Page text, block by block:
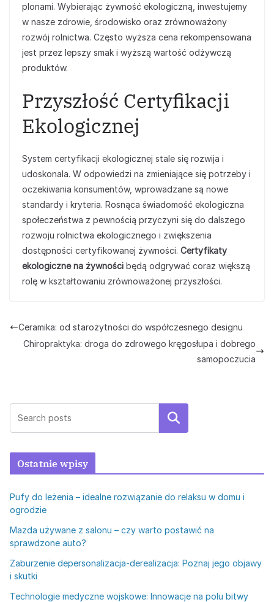
plonami. Wybierając żywność ekologiczną, inwestujemy
w nasze zdrowie, środowisko oraz zrównoważony
rozwój rolnictwa. Często wyższa cena rekompensowana
jest przez lepszy smak i wyższą wartość odżywczą
produktów.
Przyszłość Certyfikacji
Ekologicznej
System certyfikacji ekologicznej stale się rozwija i
udoskonala. W odpowiedzi na zmieniające się potrzeby i
oczekiwania konsumentów, wprowadzane są nowe
standardy i kryteria. Rosnąca świadomość ekologiczna
społeczeństwa z pewnością przyczyni się do dalszego
rozwoju rolnictwa ekologicznego i zwiększenia
dostępności certyfikowanej żywności. Certyfikaty
ekologiczne na żywności będą odgrywać coraz większą
rolę w kształtowaniu zrównoważonej przyszłości.
Ceramika: od starożytności do współczesnego designu
Chiropraktyka: droga do zdrowego kręgosłupa i dobrego
samopoczucia
Szukaj
Ostatnie wpisy
Pufy do leżenia – idealne rozwiązanie do relaksu w domu i
ogrodzie
Mazda używane z salonu – czy warto postawić na
sprawdzone auto?
Zaburzenie depersonalizacja-derealizacja: Poznaj jego objawy
i skutki
Technologie medyczne wojskowe: Innowacje na polu bitwy